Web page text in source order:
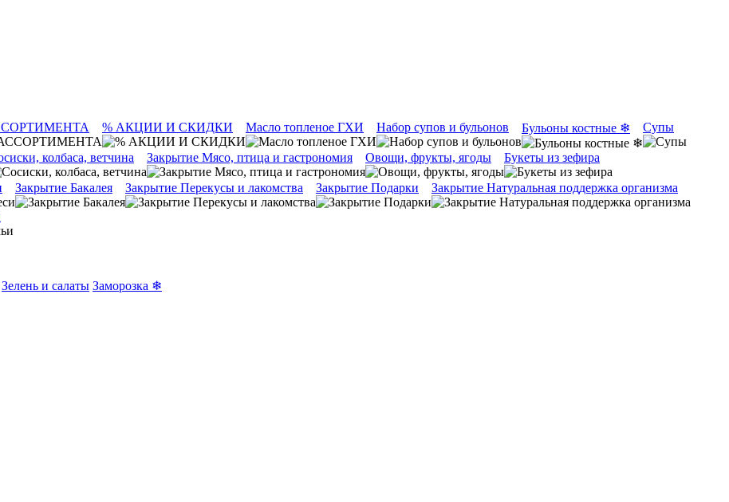
% АКЦИИ И СКИДКИ Масло топленое ГХИ Набор супов и бульонов Бульоны костные ❄ Супы
колбаса, ветчина Закрытие Мясо, птица и гастрономия Овощи, фрукты, ягоды Букеты из зефира
Закрытие Бакалея Закрытие Перекусы и лакомства Закрытие Подарки Закрытие Натуральная поддержка организма
Зелень и салаты Заморозка ❄